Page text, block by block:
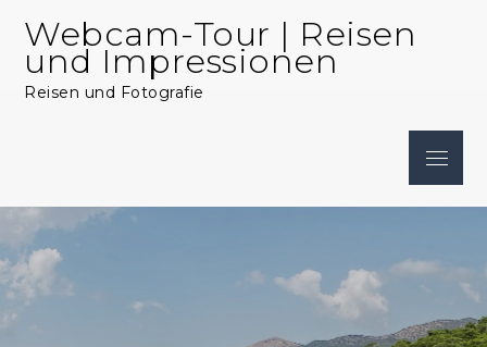
content
Webcam-Tour | Reisen
und Impressionen
Reisen und Fotografie
Menu